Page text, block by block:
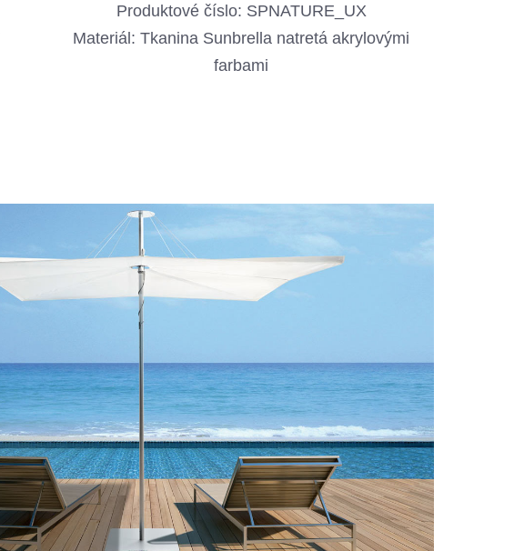
Produktové číslo: SPNATURE_UX
Materiál: Tkanina Sunbrella natretá akrylovými
farbami